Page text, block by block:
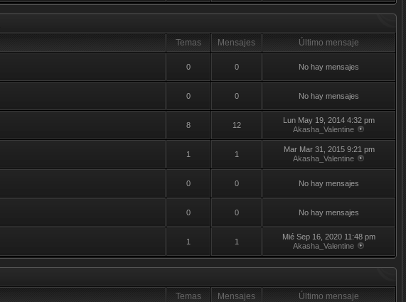
Temas Mensajes
Último mensaje
0 0 No hay mensajes
0 0 No hay mensajes
8 12
Lun May 19, 2014 4:32 pm
Akasha_Valentine
1 1
Mar Mar 31, 2015 9:21 pm
Akasha_Valentine
0 0 No hay mensajes
0 0 No hay mensajes
1 1
Mié Sep 16, 2020 11:48 pm
Akasha_Valentine
Temas Mensajes
Último mensaje